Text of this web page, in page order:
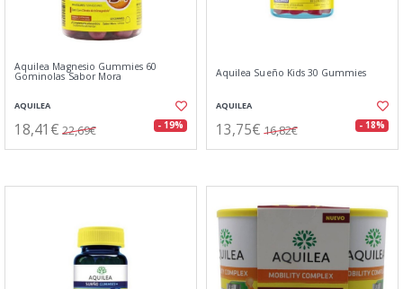
Aquilea Magnesio Gummies 60
Gominolas Sabor Mora
AQUILEA
18,41€ 22,69€ - 19%
Aquilea Sueño Kids 30 Gummies
AQUILEA
13,75€ 16,82€ - 18%